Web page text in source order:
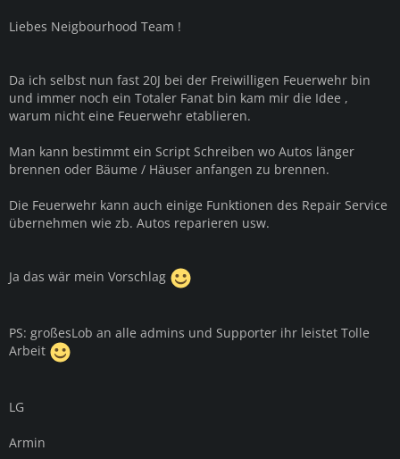
Liebes Neigbourhood Team !
Da ich selbst nun fast 20J bei der Freiwilligen Feuerwehr bin
und immer noch ein Totaler Fanat bin kam mir die Idee ,
warum nicht eine Feuerwehr etablieren.
Man kann bestimmt ein Script Schreiben wo Autos länger
brennen oder Bäume / Häuser anfangen zu brennen.
Die Feuerwehr kann auch einige Funktionen des Repair Service
übernehmen wie zb. Autos reparieren usw.
Ja das wär mein Vorschlag
PS: großesLob an alle admins und Supporter ihr leistet Tolle
Arbeit
LG
Armin